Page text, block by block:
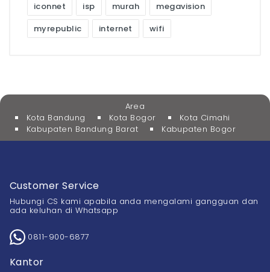
iconnet isp murah
megavision
myrepublic
internet wifi
Area
Kota Bandung
Kota Bogor
Kota Cimahi
Kabupaten Bandung Barat
Kabupaten Bogor
Customer Service
Hubungi CS kami apabila anda mengalami gangguan dan
ada keluhan di Whatsapp
0811-900-6877
Kantor